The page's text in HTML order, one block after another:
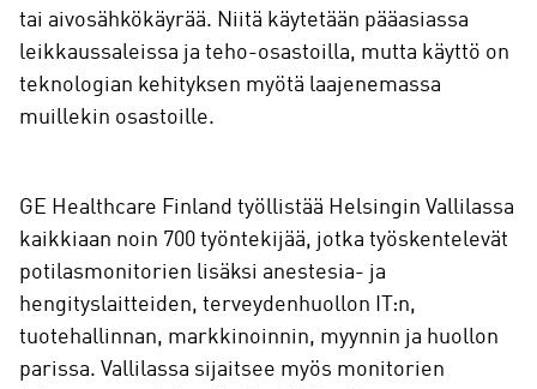
tai aivosähkökäyrää. Niitä käytetään pääasiassa
leikkaussaleissa ja teho-osastoilla, mutta käyttö on
teknologian kehityksen myötä laajenemassa
muillekin osastoille.
GE Healthcare Finland työllistää Helsingin Vallilassa
kaikkiaan noin 700 työntekijää, jotka työskentelevät
potilasmonitorien lisäksi anestesia- ja
hengityslaitteiden, terveydenhuollon IT:n,
tuotehallinnan, markkinoinnin, myynnin ja huollon
parissa. Vallilassa sijaitsee myös monitorien